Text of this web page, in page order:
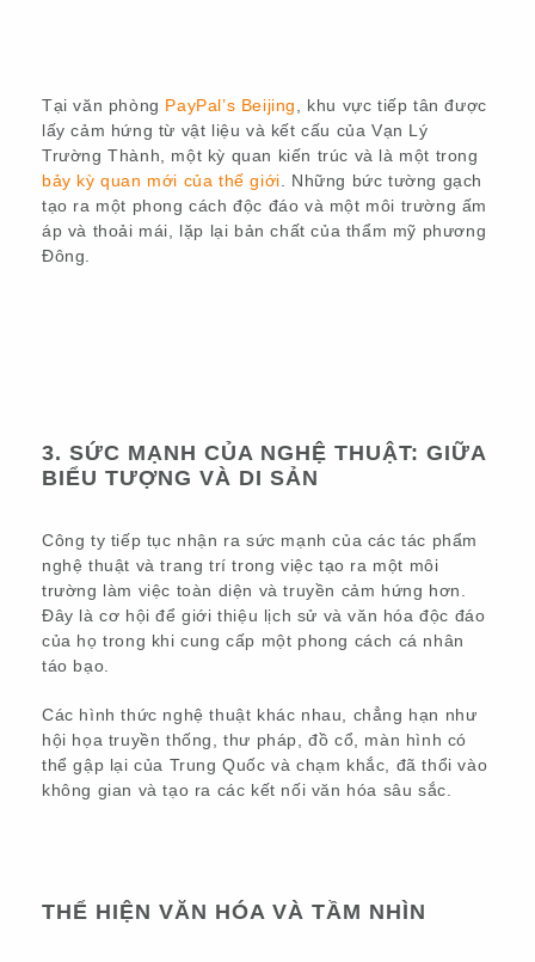
Tại văn phòng PayPal’s Beijing
, khu vực tiếp tân được
lấy cảm hứng từ vật liệu và kết cấu của Vạn Lý
Trường Thành, một kỳ quan kiến trúc và là một trong
bảy kỳ quan mới của thế giới . Những bức tường gạch
tạo ra một phong cách độc đáo và một môi trường ấm
áp và thoải mái, lặp lại bản chất của thẩm mỹ phương
Đông.
3. SỨC MẠNH CỦA NGHỆ THUẬT: GIỮA
BIỂU TƯỢNG VÀ DI SẢN
Công ty tiếp tục nhận ra sức mạnh của các tác phẩm
nghệ thuật và trang trí trong việc tạo ra một môi
trường làm việc toàn diện và truyền cảm hứng hơn.
Đây là cơ hội để giới thiệu lịch sử và văn hóa độc đáo
của họ trong khi cung cấp một phong cách cá nhân
táo bạo.
Các hình thức nghệ thuật khác nhau, chẳng hạn như
hội họa truyền thống, thư pháp, đồ cổ, màn hình có
thể gập lại của Trung Quốc và chạm khắc, đã thổi vào
không gian và tạo ra các kết nối văn hóa sâu sắc.
THỂ HIỆN VĂN HÓA VÀ TẦM NHÌN